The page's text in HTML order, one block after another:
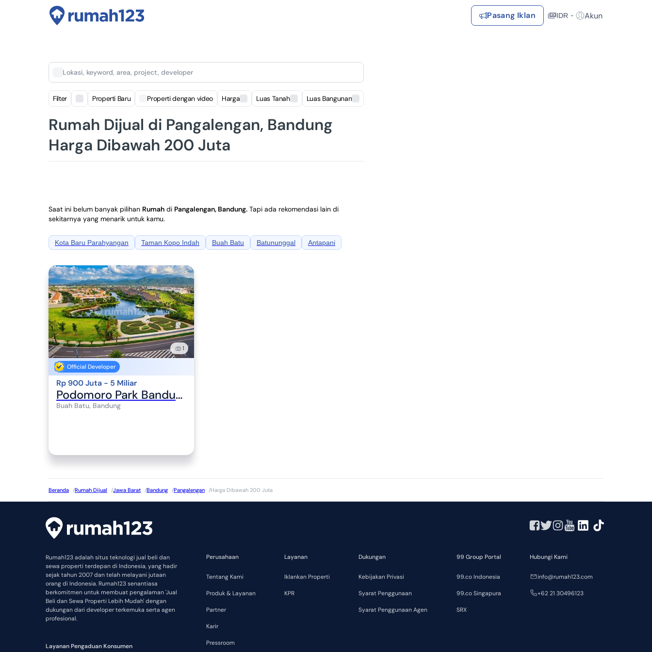
Pasang Iklan IDR Akun
Lokasi, keyword, area, project, developer
Filter Properti Baru Properti dengan video Harga Luas Tanah Luas Bangunan
Rumah Dijual di Pangalengan, Bandung
Harga Dibawah 200 Juta
Saat ini belum banyak pilihan Rumah di Pangalengan, Bandung. Tapi ada rekomendasi lain di
sekitarnya yang menarik untuk kamu.
Kota Baru Parahyangan Taman Kopo Indah Buah Batu Batununggal Antapani
1
Official Developer
Rp 900 Juta - 5 Miliar
Podomoro Park Bandung
Buah Batu, Bandung
Beranda /Rumah Dijual /Jawa Barat /Bandung /Pangalengan /Harga Dibawah 200 Juta
Rumah123 adalah situs teknologi jual beli dan
sewa properti terdepan di Indonesia, yang hadir
sejak tahun 2007 dan telah melayani jutaan
orang di Indonesia. Rumah123 senantiasa
berkomitmen untuk membuat pengalaman 'Jual
Beli dan Sewa Properti Lebih Mudah' dengan
dukungan dari developer terkemuka serta agen
profesional.
Layanan Pengaduan Konsumen
Perusahaan
Tentang Kami
Produk & Layanan
Partner
Karir
Pressroom
Layanan
Iklankan Properti
KPR
Dukungan
Kebijakan Privasi
Syarat Penggunaan
Syarat Penggunaan Agen
99 Group Portal
99.co Indonesia
99.co Singapura
SRX
Hubungi Kami
info@rumah123.com
+62 21 30496123